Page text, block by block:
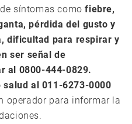
síntomas comofiebre,
pérdida del gusto y
dificultad para respirar y
ser señal de
al 0800-444-0829.
salud al 011-6273-0000
operador para informar la